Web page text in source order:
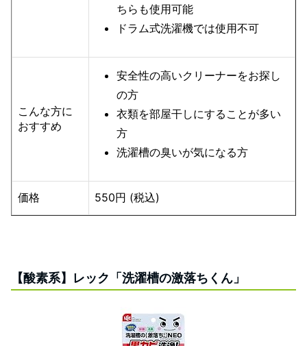
ちらも使用可能
ドラム式洗濯機では使用不可
こんな方に
おすすめ
安全性の高いクリーナーをお探し
の方
衣類を部屋干しにすることが多い
方
洗濯槽の臭いが気になる方
価格 550円 (税込)
【酸素系】レック「洗濯槽の激落ちくん」